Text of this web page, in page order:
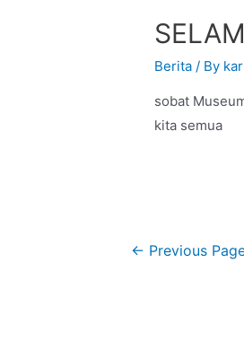
Berita / By
sobat
kita semua
← Previous